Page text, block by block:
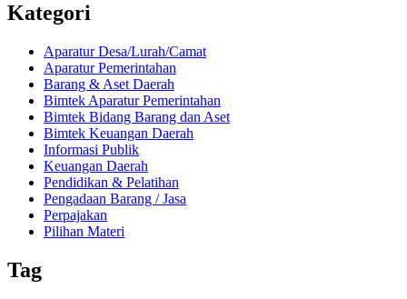
Kategori
Aparatur Desa/Lurah/Camat
Aparatur Pemerintahan
Barang & Aset Daerah
Bimtek Aparatur Pemerintahan
Bimtek Bidang Barang dan Aset
Bimtek Keuangan Daerah
Informasi Publik
Keuangan Daerah
Pendidikan & Pelatihan
Pengadaan Barang / Jasa
Perpajakan
Pilihan Materi
Tag